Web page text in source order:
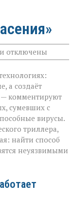
к
записи
научился
писать
вирусы — но
не
для
разрушения,
а
для
спасения»
отключены
а создаёт
— комментируют
сумевших с
вирусы.
триллера,
найти способ
неуязвимыми